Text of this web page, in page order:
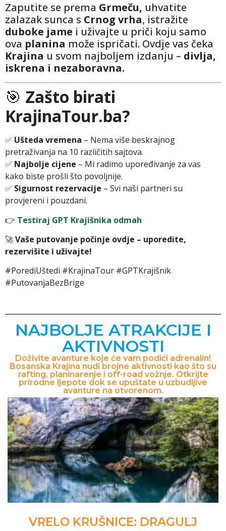
Zaputite se prema Grmeču, uhvatite
zalazak sunca s Crnog vrha, istražite
duboke jame i uživajte u priči koju samo
ova planina može ispričati. Ovdje vas čeka
Krajina u svom najboljem izdanju – divlja,
iskrena i nezaboravna.
🎯 Zašto birati
KrajinaTour.ba?
✅ Ušteda vremena – Nema više beskrajnog
pretraživanja na 10 različitih sajtova.
✅ Najbolje cijene – Mi radimo upoređivanje za vas
kako biste prošli što povoljnije.
✅ Sigurnost rezervacije – Svi naši partneri su
provjereni i pouzdani.
👉 Testiraj GPT Krajišnika odmah
🚀Vaše putovanje počinje ovdje – uporedite,
rezervišite i uživajte!
#PorediUštedi #KrajinaTour #GPTKrajišnik
#PutovanjaBezBrige
NAJBOLJE ATRAKCIJE I
AKTIVNOSTI
Doživite avanture koje će vam podići adrenalin!
Bosanska Krajina nudi brojne aktivnosti kao što su
rafting, planinarenje i off-road vožnje. Otkrijte
prirodne ljepote dok se upuštate u uzbudljive
avanture na otvorenom.
VRELO KRUŠNICE: DRAGULJ